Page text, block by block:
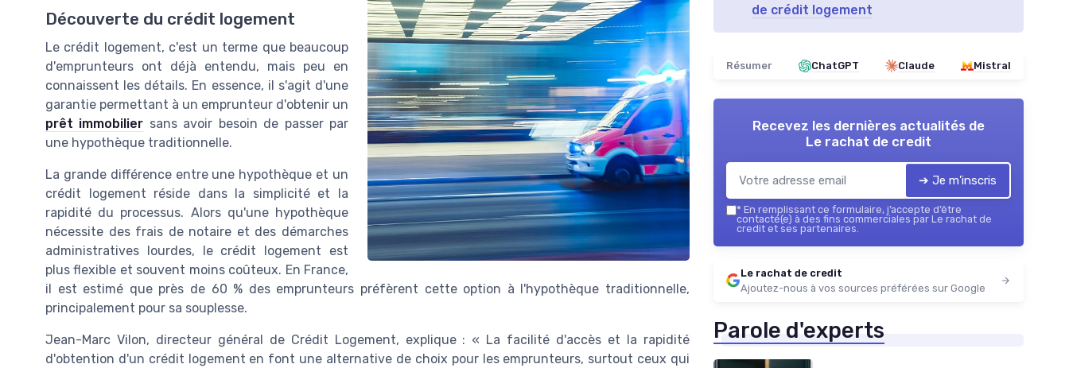
Découverte du crédit logement
Le crédit logement, c'est un terme que beaucoup
d'emprunteurs ont déjà entendu, mais peu en
connaissent les détails. En essence, il s'agit d'une
garantie permettant à un emprunteur d'obtenir un
prêt immobilier sans avoir besoin de passer par
une hypothèque traditionnelle.
La grande différence entre une hypothèque et un
crédit logement réside dans la simplicité et la
rapidité du processus. Alors qu'une hypothèque
nécessite des frais de notaire et des démarches
administratives lourdes, le crédit logement est
plus flexible et souvent moins coûteux. En France,
il est estimé que près de 60 % des emprunteurs préfèrent cette option à l'hypothèque traditionnelle,
principalement pour sa souplesse.
Jean-Marc Vilon, directeur général de Crédit Logement, explique : « La facilité d'accès et la rapidité
d'obtention d'un crédit logement en font une alternative de choix pour les emprunteurs, surtout ceux qui
de crédit logement
Résumer ChatGPT Claude Mistral
Recevez les dernières actualités de
Le rachat de credit
➔ Je m'inscris
* En remplissant ce formulaire, j’accepte d’être
contacté(e) à des fins commerciales par Le rachat de
credit et ses partenaires.
Le rachat de credit
Ajoutez-nous à vos sources préférées sur Google
Parole d'experts